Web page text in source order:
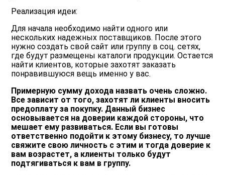
Реализация идеи:
Для начала необходимо найти одного или
нескольких надежных поставщиков. После этого
нужно создать свой сайт или группу в соц. сетях,
где будут размещены каталоги продукции. Остается
найти клиентов, которые захотят заказать
понравившуюся вещь именно у вас.
Примерную сумму дохода назвать очень сложно.
Все зависит от того, захотят ли клиенты вносить
предоплату за покупку. Данный бизнес
основывается на доверии каждой стороны, что
мешает ему развиваться. Если вы готовы
ответственно подойти к этому бизнесу, то лучше
свяжите свою личность с этим и тогда доверие к
вам возрастет, а клиенты только будут
подтягиваться к вам в группу.